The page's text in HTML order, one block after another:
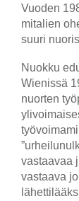
Vuoden
mitalien
suuri
Nuokku
Wienissä
nuorten
vastaavaa
vastaava